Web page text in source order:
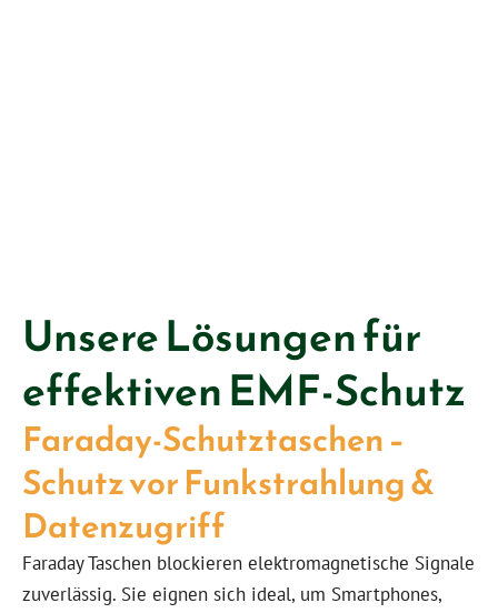
Unsere Lösungen für
effektiven EMF-Schutz
Faraday-Schutztaschen –
Schutz vor Funkstrahlung &
Datenzugriff
Faraday Taschen blockieren elektromagnetische Signale
zuverlässig. Sie eignen sich ideal, um Smartphones,